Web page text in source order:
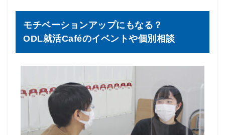
モチベーションアップにもなる？
ODL就活Caféのイベントや個別相談